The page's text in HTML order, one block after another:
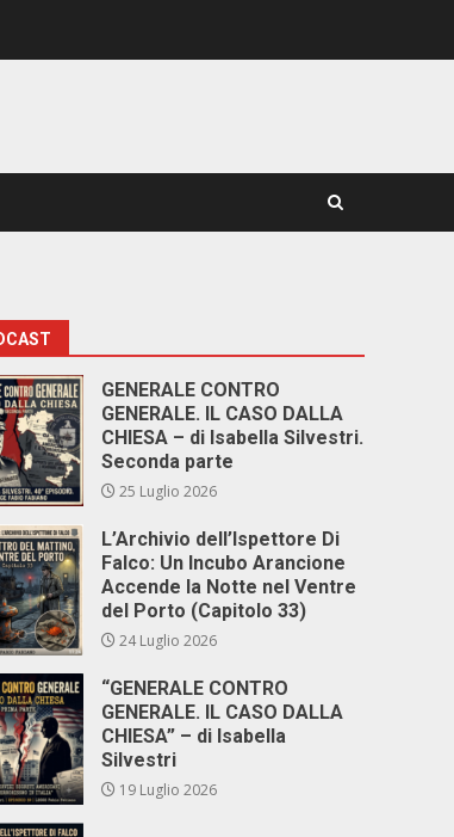
GENERALE CONTRO
GENERALE. IL CASO DALLA
CHIESA – di Isabella Silvestri.
Seconda parte
25 Luglio 2026
L’Archivio dell’Ispettore Di
Falco: Un Incubo Arancione
Accende la Notte nel Ventre
del Porto (Capitolo 33)
24 Luglio 2026
“GENERALE CONTRO
GENERALE. IL CASO DALLA
CHIESA” – di Isabella
Silvestri
19 Luglio 2026